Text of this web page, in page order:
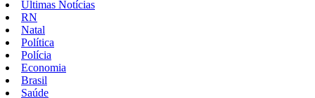
Últimas Notícias
RN
Natal
Política
Polícia
Economia
Brasil
Saúde